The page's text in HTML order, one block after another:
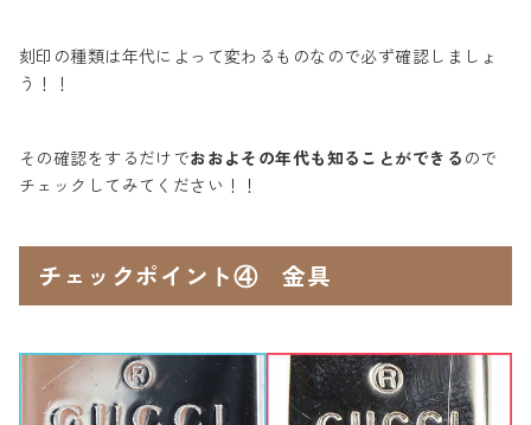
刻印の種類は年代によって変わるものなので必ず確認しましょ
う！！
その確認をするだけでおおよその年代も知ることができる ので
チェックしてみてください！！
チェックポイント④ 金具